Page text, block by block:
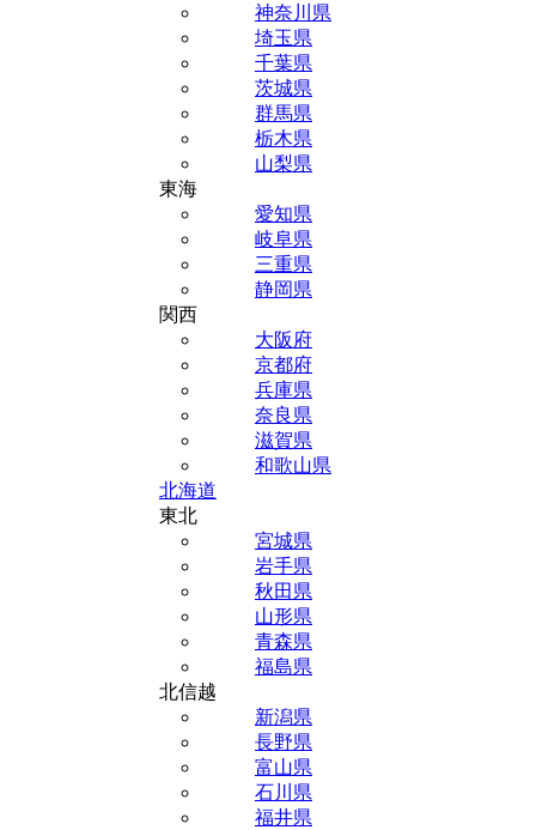
神奈川県
埼玉県
千葉県
茨城県
群馬県
栃木県
山梨県
東海
愛知県
岐阜県
三重県
静岡県
関西
大阪府
京都府
兵庫県
奈良県
滋賀県
和歌山県
北海道
東北
宮城県
岩手県
秋田県
山形県
青森県
福島県
北信越
新潟県
長野県
富山県
石川県
福井県